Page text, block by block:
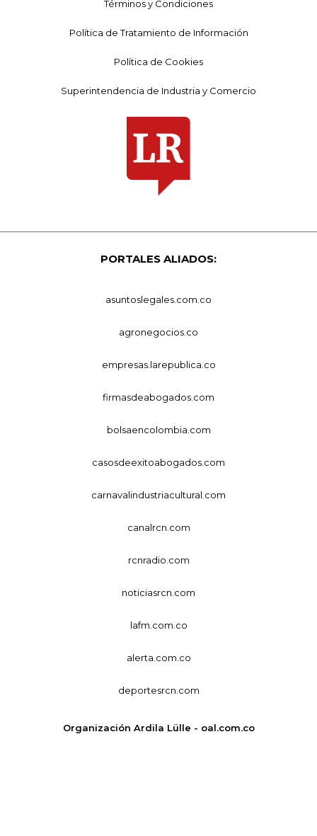
Términos y Condiciones
Política de Tratamiento de Información
Política de Cookies
Superintendencia de Industria y Comercio
PORTALES ALIADOS:
asuntoslegales.com.co
agronegocios.co
empresas.larepublica.co
firmasdeabogados.com
bolsaencolombia.com
casosdeexitoabogados.com
carnavalindustriacultural.com
canalrcn.com
rcnradio.com
noticiasrcn.com
lafm.com.co
alerta.com.co
deportesrcn.com
Organización Ardila Lülle - oal.com.co